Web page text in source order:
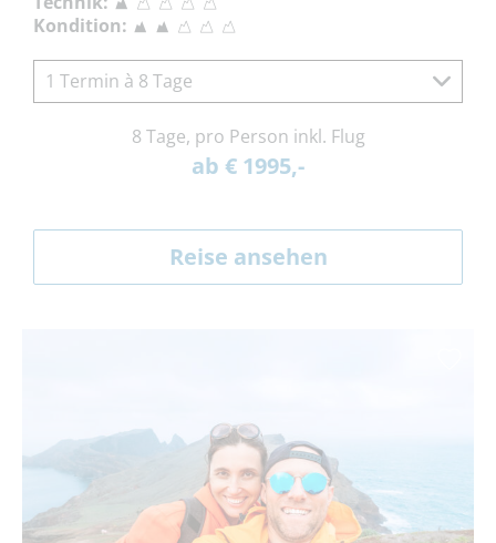
Kondition:
1 Termin à 8 Tage
8 Tage, pro Person inkl. Flug
ab € 1995,-
Reise ansehen